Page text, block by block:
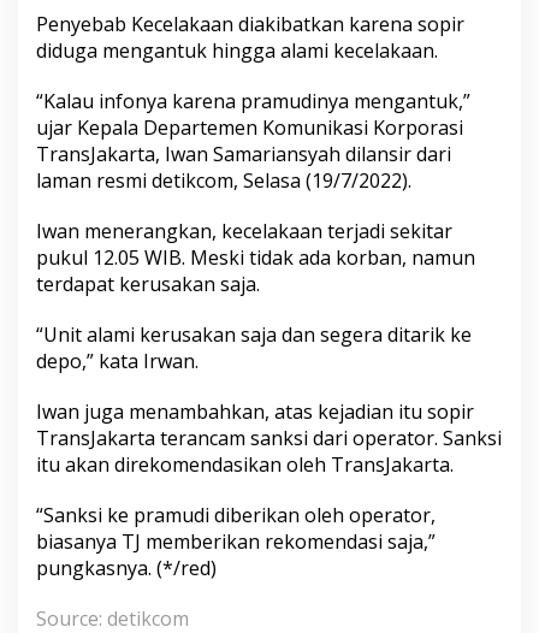
e
b
b
y
a
Penyebab Kecelakaan diakibatkan karena sopir
diduga mengantuk hingga alami kecelakaan.
“Kalau infonya karena pramudinya mengantuk,”
ujar Kepala Departemen Komunikasi Korporasi
TransJakarta, Iwan Samariansyah dilansir dari
laman resmi detikcom, Selasa (19/7/2022).
Iwan menerangkan, kecelakaan terjadi sekitar
pukul 12.05 WIB. Meski tidak ada korban, namun
terdapat kerusakan saja.
“Unit alami kerusakan saja dan segera ditarik ke
depo,” kata Irwan.
Iwan juga menambahkan, atas kejadian itu sopir
TransJakarta terancam sanksi dari operator. Sanksi
itu akan direkomendasikan oleh TransJakarta.
“Sanksi ke pramudi diberikan oleh operator,
biasanya TJ memberikan rekomendasi saja,”
pungkasnya. (*/red)
Source: detikcom